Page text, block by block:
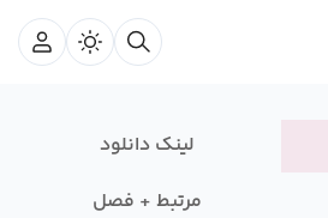
لینک دانلود
مرتبط + فصل